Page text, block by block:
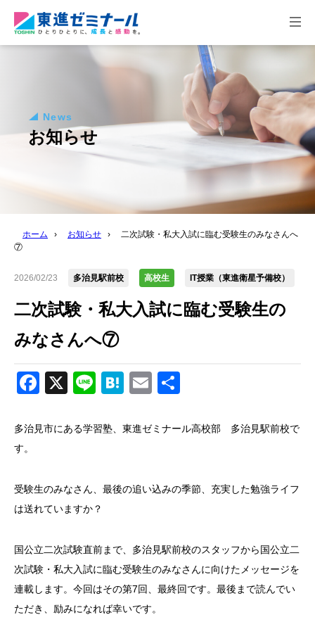
News
お知らせ
ホーム › お知らせ ›
二次試験・私大入試に臨む受験生のみなさんへ
⑦
2026/02/23 多治見駅前校 高校生 IT授業（東進衛星予備校）
二次試験・私大入試に臨む受験生の
みなさんへ⑦
Facebook
X LineHatena
Email
多治見市にある学習塾、東進ゼミナール高校部 多治見駅前校で
す。
受験生のみなさん、最後の追い込みの季節、充実した勉強ライフ
は送れていますか？
国公立二次試験直前まで、多治見駅前校のスタッフから国公立二
次試験・私大入試に臨む受験生のみなさんに向けたメッセージを
連載します。今回はその第7回、最終回です。最後まで読んでい
ただき、励みになれば幸いです。